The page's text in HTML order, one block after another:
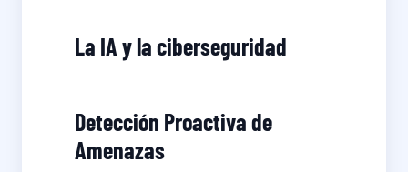
La IA y la ciberseguridad
Detección Proactiva de
Amenazas